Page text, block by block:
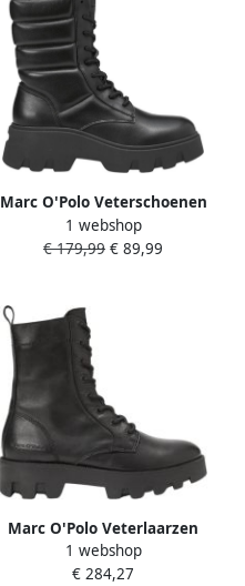
Marc O'Polo Veterschoenen
met binnenzijde rits Black
Dames
1 webshop
€ 179,99 € 89,99
Marc O'Polo Veterlaarzen
PILAR met een ritssluiting
1 webshop
€ 284,27